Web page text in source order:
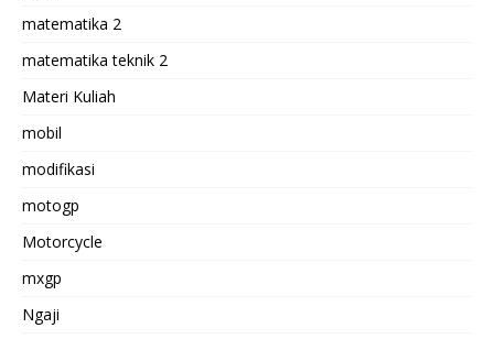
matematika 2
matematika teknik 2
Materi Kuliah
mobil
modifikasi
motogp
Motorcycle
mxgp
Ngaji